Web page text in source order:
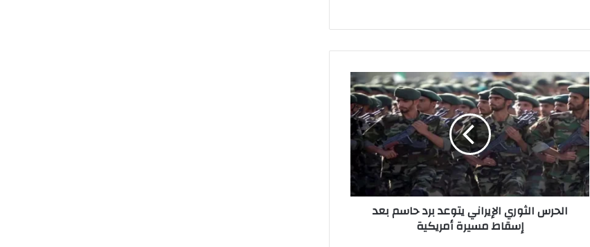
الحرس
الثوري
الإيراني
يتوعد
برد
حاسم
بعد
إسقاط
مسيرة
أمريكيةالحرس الثوري الإيراني يتوعد برد حاسم بعد
إسقاط مسيرة أمريكية